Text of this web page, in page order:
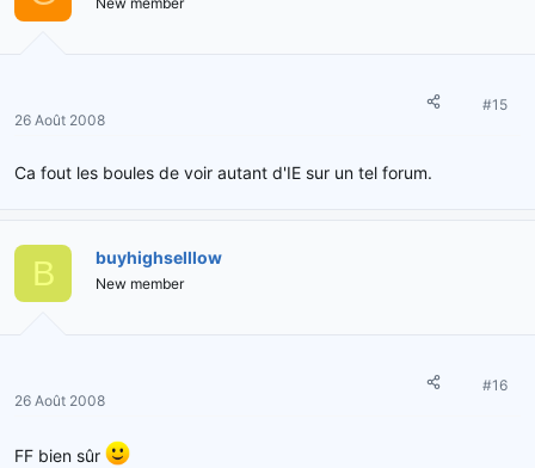
26 Août 2008
#15
Ca fout les boules de voir autant d'IE sur un tel forum.
B buyhighselllow
New member
26 Août 2008
#16
FF bien sûr